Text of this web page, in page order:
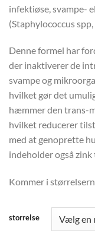
infektiøse, svampe-
(Staphylococcus
Denne formel har
der inaktiverer de
svampe og
hvilket gør det
hæmmer den trans-
hvilket reducerer
med at genoprette
indeholder også
Kommer i
storrelse